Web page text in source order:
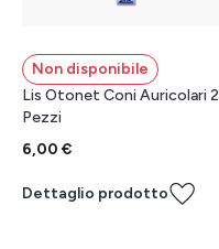
Non disponibile
Lis Otonet Coni Auricolari 2
Pezzi
6,00 €
Dettaglio prodotto